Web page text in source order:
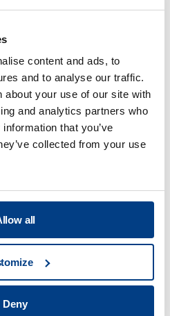
content and ads, to
and to analyse our traffic.
about your use of our site with
and analytics partners who
that you’ve
collected from your use
all
Deny